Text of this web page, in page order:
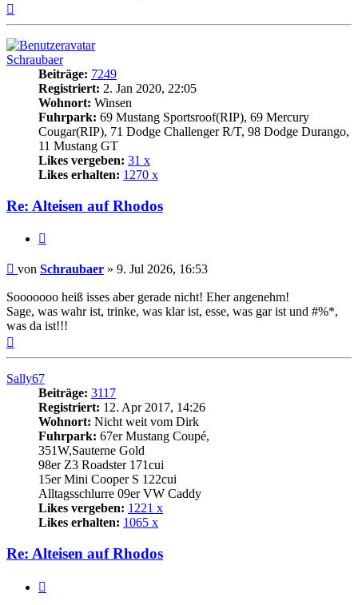
Schraubaer
Beiträge: 7249
Registriert: 2. Jan 2020, 22:05
Wohnort: Winsen
Fuhrpark: 69 Mustang Sportsroof(RIP), 69 Mercury
Cougar(RIP), 71 Dodge Challenger R/T, 98 Dodge Durango,
11 Mustang GT
Likes vergeben: 31 x
Likes erhalten: 1270 x
Re: Alteisen auf Rhodos
Beitrag
von Schraubaer » 9. Jul 2026, 16:53
Sooooooo heiß isses aber gerade nicht! Eher angenehm!
Sage, was wahr ist, trinke, was klar ist, esse, was gar ist und #%*,
was da ist!!!
oben
Sally67
Beiträge: 3117
Registriert: 12. Apr 2017, 14:26
Wohnort: Nicht weit vom Dirk
Fuhrpark: 67er Mustang Coupé,
351W,Sauterne Gold
98er Z3 Roadster 171cui
15er Mini Cooper S 122cui
Alltagsschlurre 09er VW Caddy
Likes vergeben: 1221 x
Likes erhalten: 1065 x
Re: Alteisen auf Rhodos